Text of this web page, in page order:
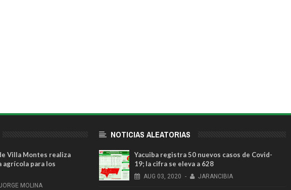
Villa Montes realiza
agrícola para los
MOLINA
NOTICIAS ALEATORIAS
Yacuiba registra 50 nuevos casos de Covid-
19; la cifra se eleva a 628
AUG 03, 2020 - JARANCIBIA